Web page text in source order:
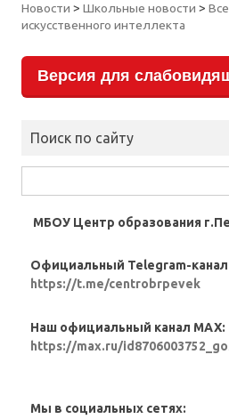
Новости > Школьные новости >
искусственного интеллекта
Версия для
Поиск по сайту
МБОУ Центр образования
Официальный Telegram-
https://t.me/centrobrpevek
Наш официальный канал MAX:
https://max.ru/
Мы в социальных сетях: